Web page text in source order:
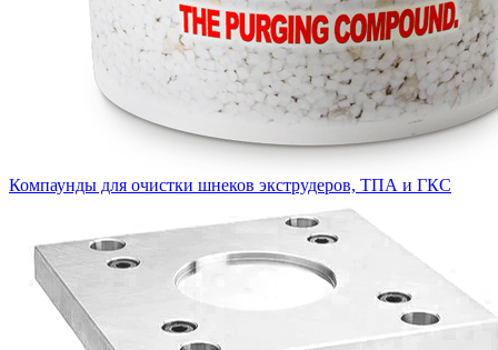
Компаунды для очистки шнеков экструдеров, ТПА и ГКС